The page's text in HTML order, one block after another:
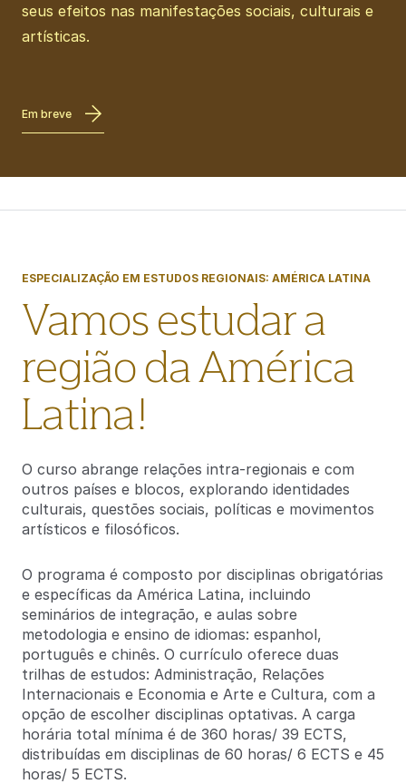
seus efeitos nas manifestações sociais, culturais e
artísticas.
Em breve
ESPECIALIZAÇÃO EM ESTUDOS REGIONAIS: AMÉRICA LATINA
Vamos estudar a
região da América
Latina!
O curso abrange relações intra-regionais e com
outros países e blocos, explorando identidades
culturais, questões sociais, políticas e movimentos
artísticos e filosóficos.
O programa é composto por disciplinas obrigatórias
e específicas da América Latina, incluindo
seminários de integração, e aulas sobre
metodologia e ensino de idiomas: espanhol,
português e chinês. O currículo oferece duas
trilhas de estudos: Administração, Relações
Internacionais e Economia e Arte e Cultura, com a
opção de escolher disciplinas optativas. A carga
horária total mínima é de 360 horas/ 39 ECTS,
distribuídas em disciplinas de 60 horas/ 6 ECTS e 45
horas/ 5 ECTS.